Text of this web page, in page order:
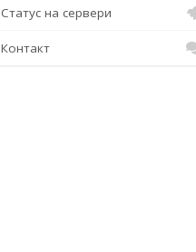
Статус на сервери
Контакт